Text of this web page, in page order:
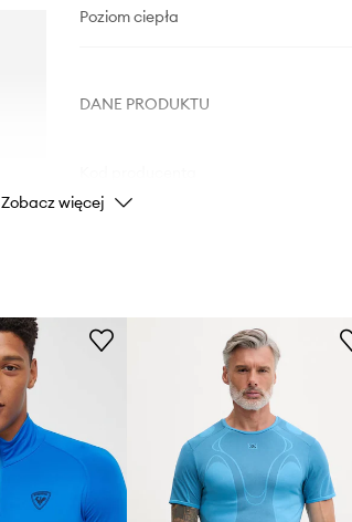
Poziom ciepła
DANE PRODUKTU
Producent
Zobacz więcej